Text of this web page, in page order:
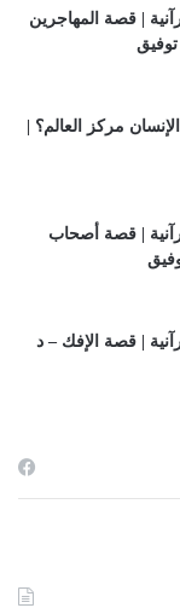
| قصة المهاجرين
مركز العالم؟ |
| قصة أصحاب
| قصة الإفك – د